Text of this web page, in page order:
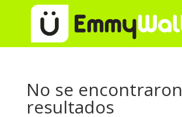
No se encontraron
resultados